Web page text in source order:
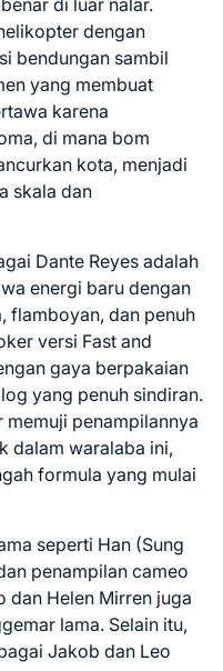
dengan
bendungan sambil
yang membuat
karena
di mana bom
kota, menjadi
skala dan
Dante Reyes adalah
energi baru dengan
flamboyan, dan penuh
versi Fast and
gaya berpakaian
yang penuh sindiran.
penampilannya
dalam waralaba ini,
formula yang mulai
seperti Han (Sung
penampilan cameo
dan Helen Mirren juga
lama. Selain itu,
Jakob dan Leo